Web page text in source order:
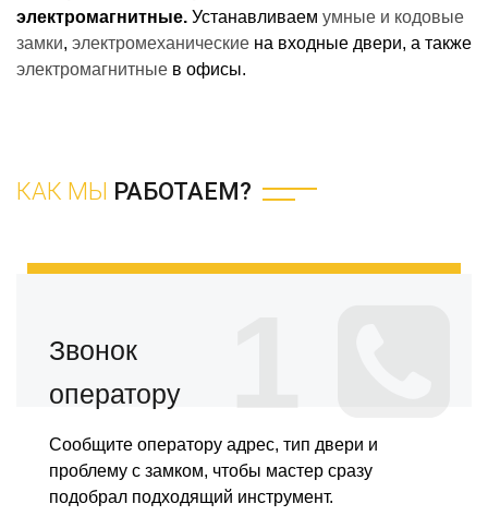
электромагнитные. Устанавливаем умные и кодовые
замки, электромеханические на входные двери, а также
электромагнитные в офисы.
КАК МЫ РАБОТАЕМ?
Звонок
оператору
Сообщите оператору адрес, тип двери и
проблему с замком, чтобы мастер сразу
подобрал подходящий инструмент.